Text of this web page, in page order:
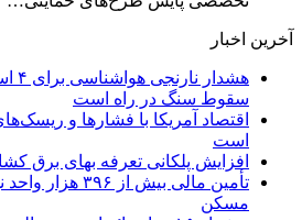
آخرین اخبار
سقوط سنگ در راه است
اقتصاد آمریکا با فشارها و
است
افزایش پلکانی تعرفه بهای برق
تأمین مالی بیش
مسکن